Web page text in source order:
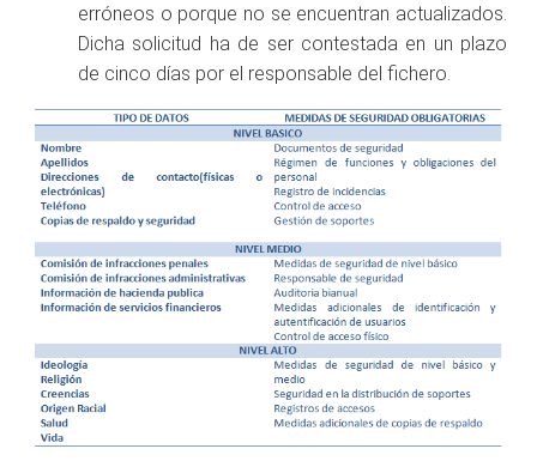
erróneos o porque no se encuentran actualizados.
Dicha solicitud ha de ser contestada en un plazo
de cinco días por el responsable del fichero.